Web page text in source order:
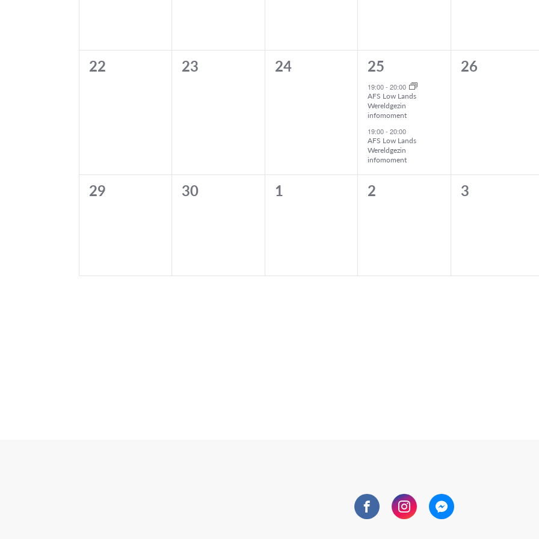
0
22
0
23
0
24
2
evenementen,
25
19:00-20:00
AFS Low Lands
Wereldgezin
infomoment
19:00-20:00
AFS Low Lands
Wereldgezin
infomoment
0
26
0
29
0
30
0
1
0
2
0
3
FacebookInstagramMessenger